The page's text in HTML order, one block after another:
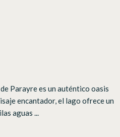
Parayre es un auténtico oasis
encantador, el lago ofrece un
aguas ...